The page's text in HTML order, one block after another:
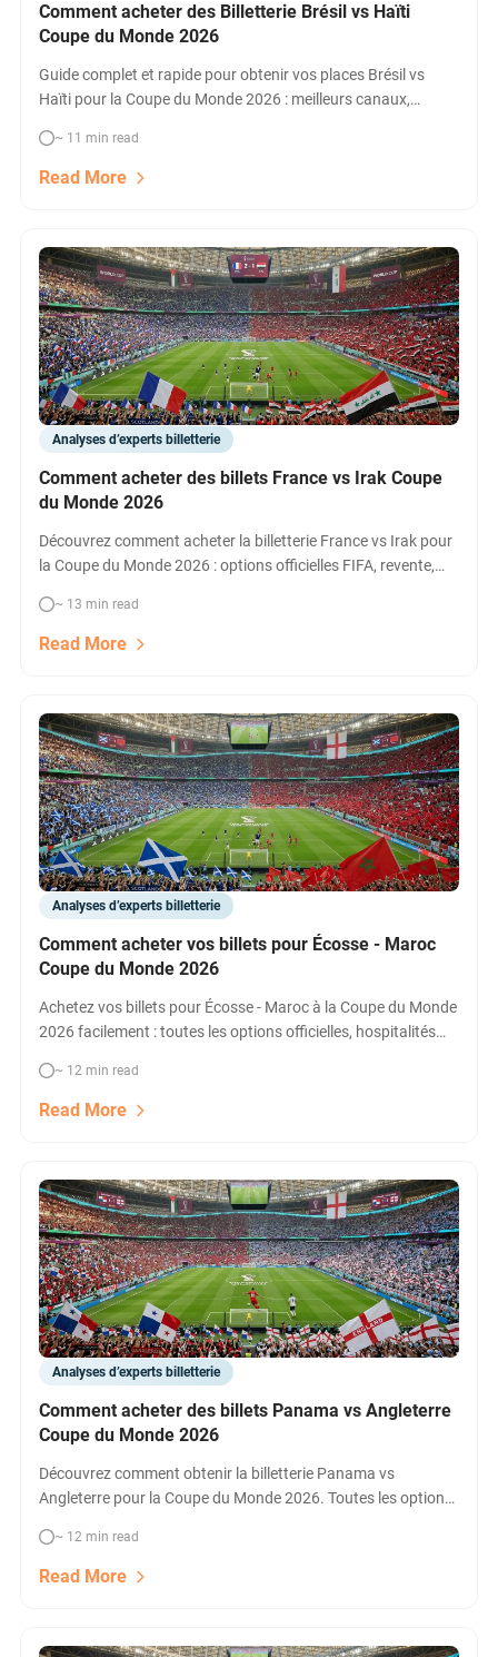
Comment acheter des Billetterie Brésil vs Haïti
Coupe du Monde 2026
Guide complet et rapide pour obtenir vos places Brésil vs
Haïti pour la Coupe du Monde 2026 : meilleurs canaux,
exclusives pour ne pas manquer ce match événement à
Philadelphie !
~ 11 min read
Read More
Analyses d’experts billetterie
Comment acheter des billets France vs Irak Coupe
du Monde 2026
Découvrez comment acheter la billetterie France vs Irak pour
la Coupe du Monde 2026 : options officielles FIFA, revente,
prix à Philadelphie.
~ 13 min read
Read More
Analyses d’experts billetterie
Comment acheter vos billets pour Écosse - Maroc
Coupe du Monde 2026
Achetez vos billets pour Écosse - Maroc à la Coupe du Monde
2026 facilement : toutes les options officielles, hospitalités
match clé à Boston ! Billets dès [%%minprice%%|||£500].
~ 12 min read
Read More
Analyses d’experts billetterie
Comment acheter des billets Panama vs Angleterre
Coupe du Monde 2026
Découvrez comment obtenir la billetterie Panama vs
Angleterre pour la Coupe du Monde 2026. Toutes les options
et FAQ en un seul guide.
~ 12 min read
Read More